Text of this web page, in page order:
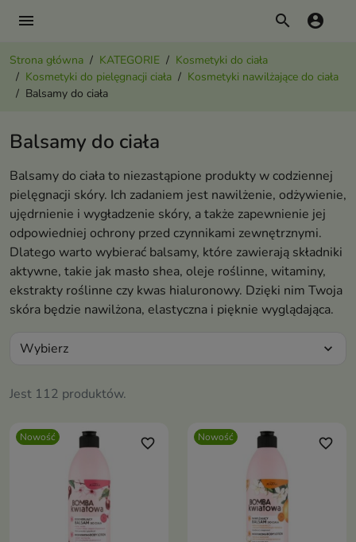
menu search account_circle
Strona główna KATEGORIE
Kosmetyki do ciała
Kosmetyki do pielęgnacji ciała
Kosmetyki nawilżające do ciała
Balsamy do ciała
Balsamy do ciała
Balsamy do ciała to niezastąpione produkty w codziennej
pielęgnacji skóry. Ich zadaniem jest nawilżenie, odżywienie,
ujędrnienie i wygładzenie skóry, a także zapewnienie jej
odpowiedniej ochrony przed czynnikami zewnętrznymi.
Dlatego warto wybierać balsamy, które zawierają składniki
aktywne, takie jak masło shea, oleje roślinne, witaminy,
ekstrakty roślinne czy kwas hialuronowy. Dzięki nim Twoja
skóra będzie nawilżona, elastyczna i pięknie wyglądająca.
Jest 112 produktów.
Wybierz expand_more
Nowość favorite_border Nowość favorite_border